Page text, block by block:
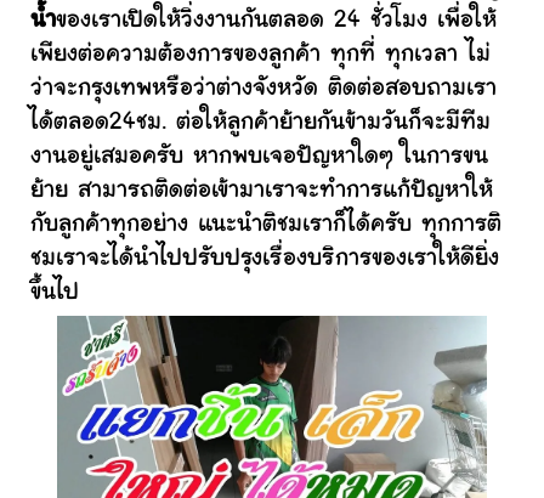
น้ำของเราเปิดให้วิ่งงานกันตลอด 24 ชั่วโมง เพื่อให้
เพียงต่อความต้องการของลูกค้า ทุกที่ ทุกเวลา ไม่
ว่าจะกรุงเทพหรือว่าต่างจังหวัด ติดต่อสอบถามเรา
ได้ตลอด24ชม. ต่อให้ลูกค้าย้ายกันข้ามวันก็จะมีทีม
งานอยู่เสมอครับ หากพบเจอปัญหาใดๆ ในการขน
ย้าย สามารถติดต่อเข้ามาเราจะทำการแก้ปัญหาให้
กับลูกค้าทุกอย่าง แนะนำติชมเราก็ได้ครับ ทุกการติ
ชมเราจะได้นำไปปรับปรุงเรื่องบริการของเราให้ดียิ่ง
ขึ้นไป